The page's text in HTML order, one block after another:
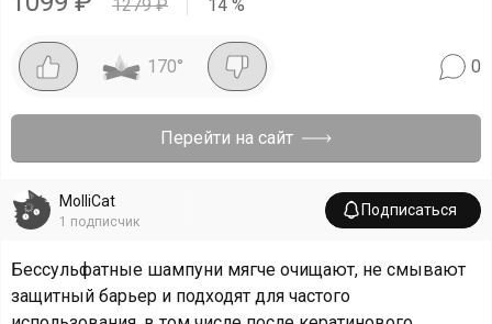
1279₽ 14 %
170° 0
Перейти на сайт
MolliCat
1 подписчик
Подписаться
Бессульфатные шампуни мягче очищают, не смывают
защитный барьер и подходят для частого